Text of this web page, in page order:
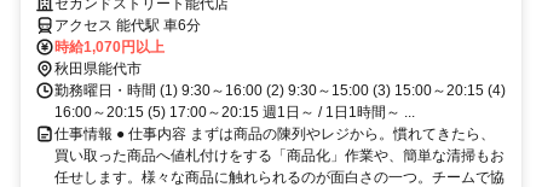
ト始めませんか
セカンドストリート能代店
アクセス 能代駅 車6分
時給1,070円以上
秋田県能代市
勤務曜日・時間 (1) 9:30～16:00 (2) 9:30～15:00 (3) 15:00～20:15 (4)
16:00～20:15 (5) 17:00～20:15 週1日～ / 1日1時間～ ...
仕事情報 ● 仕事内容 まずは商品の陳列やレジから。慣れてきたら、
買い取った商品へ値札付けをする「商品化」作業や、簡単な清掃もお
任せします。様々な商品に触れられるのが面白さの一つ。チームで協